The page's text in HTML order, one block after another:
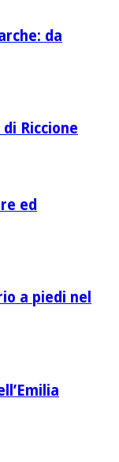
da
Riccione
ed
a piedi nel